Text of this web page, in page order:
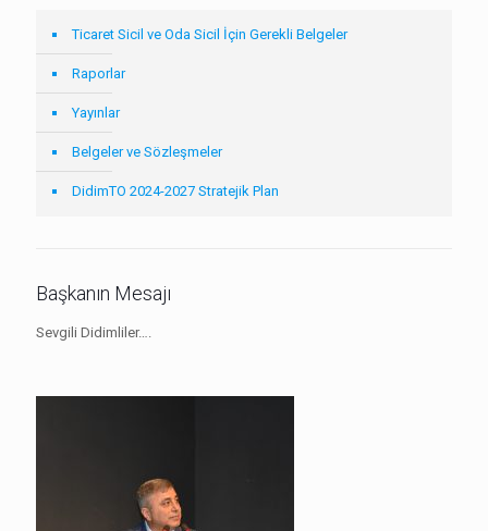
Ticaret Sicil ve Oda Sicil İçin Gerekli Belgeler
Raporlar
Yayınlar
Belgeler ve Sözleşmeler
DidimTO 2024-2027 Stratejik Plan
Başkanın Mesajı
Sevgili Didimliler….